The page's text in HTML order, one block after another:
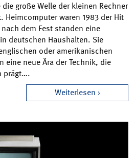
große Welle der kleinen Rechner
Heimcomputer waren 1983 der Hit
dem Fest standen eine
deutschen Haushalten. Sie
oder amerikanischen
eine neue Ära der Technik, die
prägt….
Weiterlesen